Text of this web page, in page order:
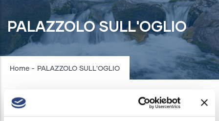
PALAZZOLO SULL'OGLIO
Breadcrumb
Home - PALAZZOLO SULL'OGLIO